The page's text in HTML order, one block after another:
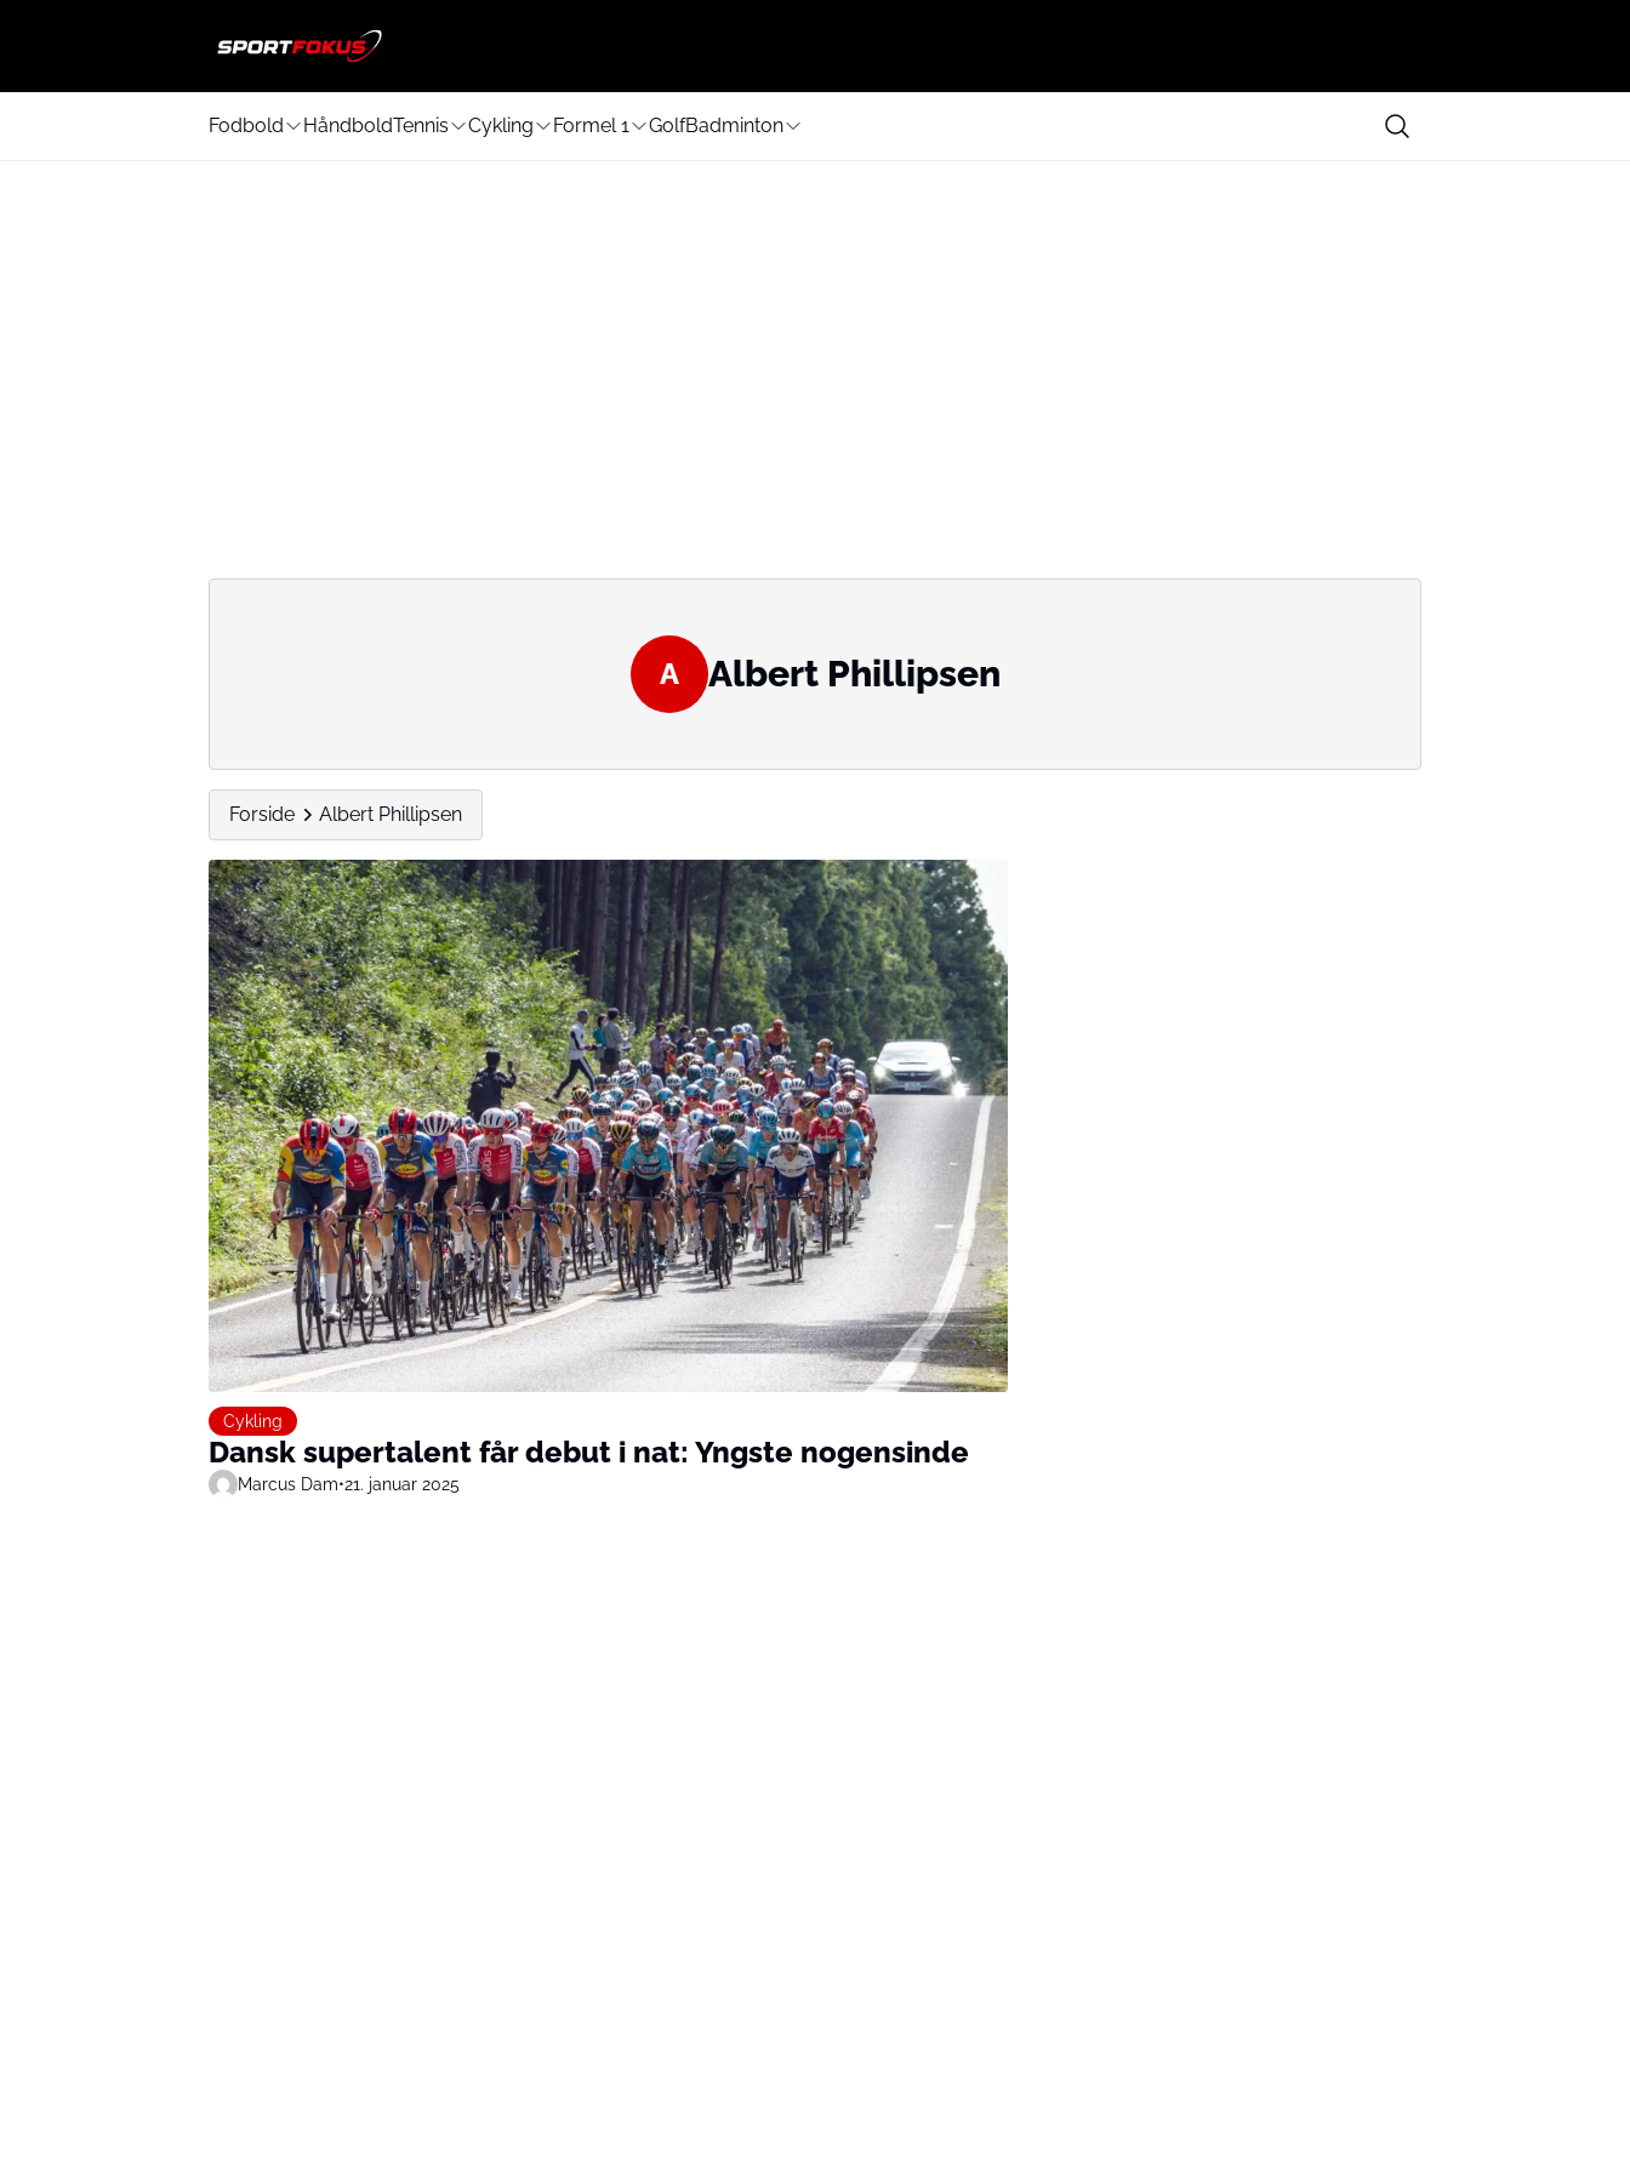
Fodbold HåndboldTennis Cykling Formel 1 GolfBadminton
A Albert Phillipsen
Forside Albert Phillipsen
Cykling
Dansk supertalent får debut i nat: Yngste nogensinde
Marcus Dam•21. januar 2025